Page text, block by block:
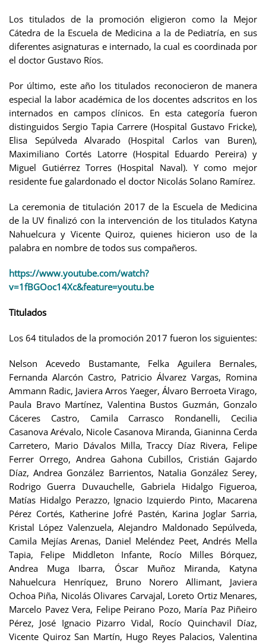
Los titulados de la promoción eligieron como la Mejor
Cátedra de la Escuela de Medicina a la de Pediatría, en sus
diferentes asignaturas e internado, la cual es coordinada por
el doctor Gustavo Ríos.
Por último, este año los titulados reconocieron de manera
especial la labor académica de los docentes adscritos en los
internados en campos clínicos. En esta categoría fueron
distinguidos Sergio Tapia Carrere (Hospital Gustavo Fricke),
Elisa Sepúlveda Alvarado (Hospital Carlos van Buren),
Maximiliano Cortés Latorre (Hospital Eduardo Pereira) y
Miguel Gutiérrez Torres (Hospital Naval). Y como mejor
residente fue galardonado el doctor Nicolás Solano Ramírez.
La ceremonia de titulación 2017 de la Escuela de Medicina
de la UV finalizó con la intervención de los titulados Katyna
Nahuelcura y Vicente Quiroz, quienes hicieron uso de la
palabra en nombre de todos sus compañeros.
https://www.youtube.com/watch?
v=1fBGOoc14Xc&feature=youtu.be
Titulados
Los 64 titulados de la promoción 2017 fueron los siguientes:
Nelson Acevedo Bustamante, Felka Aguilera Bernales,
Fernanda Alarcón Castro, Patricio Álvarez Vargas, Romina
Ammann Radic, Javiera Arros Yaeger, Álvaro Berroeta Virago,
Paula Bravo Martínez, Valentina Bustos Guzmán, Gonzalo
Cáceres Castro, Camila Carrasco Rondanelli, Cecilia
Casanova Arévalo, Nicole Casanova Miranda, Gianinna Cerda
Carretero, Mario Dávalos Milla, Traccy Díaz Rivera, Felipe
Ferrer Orrego, Andrea Gahona Cubillos, Cristián Gajardo
Díaz, Andrea González Barrientos, Natalia González Serey,
Rodrigo Guerra Duvauchelle, Gabriela Hidalgo Figueroa,
Matías Hidalgo Perazzo, Ignacio Izquierdo Pinto, Macarena
Pérez Cortés, Katherine Jofré Pastén, Karina Joglar Sarria,
Kristal López Valenzuela, Alejandro Maldonado Sepúlveda,
Camila Mejías Arenas, Daniel Meléndez Peet, Andrés Mella
Tapia, Felipe Middleton Infante, Rocío Milles Bórquez,
Andrea Muga Ibarra, Óscar Muñoz Miranda, Katyna
Nahuelcura Henríquez, Bruno Norero Allimant, Javiera
Ochoa Piña, Nicolás Olivares Carvajal, Loreto Ortiz Menares,
Marcelo Pavez Vera, Felipe Peirano Pozo, María Paz Piñeiro
Pérez, José Ignacio Pizarro Vidal, Rocío Quinchavil Díaz,
Vicente Quiroz San Martín, Hugo Reyes Palacios, Valentina